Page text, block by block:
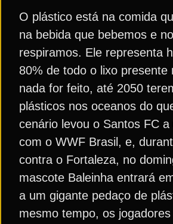
O plástico está na comida
na bebida que bebemos e
respiramos. Ele representa
80% de todo o lixo presente
nada for feito, até 2050
plásticos nos oceanos do
cenário levou o Santos FC
com o WWF Brasil, e,
contra o Fortaleza, no
mascote Baleinha entrará
a um gigante pedaço de
mesmo tempo, os